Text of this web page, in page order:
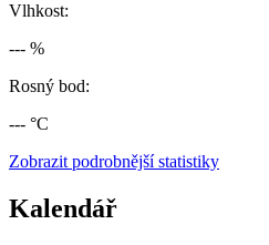
Vlhkost:
--- %
Rosný bod:
--- °C
Zobrazit podrobnější statistiky
Kalendář